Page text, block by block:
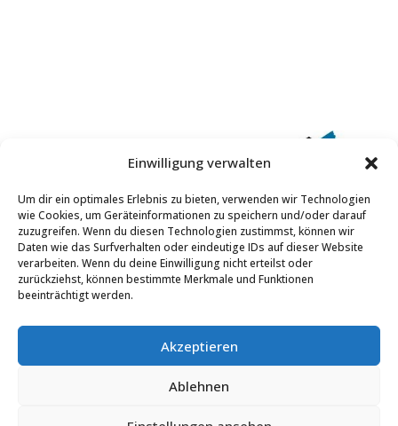
Einwilligung verwalten
Um dir ein optimales Erlebnis zu bieten, verwenden wir Technologien
wie Cookies, um Geräteinformationen zu speichern und/oder darauf
zuzugreifen. Wenn du diesen Technologien zustimmst, können wir
Daten wie das Surfverhalten oder eindeutige IDs auf dieser Website
verarbeiten. Wenn du deine Einwilligung nicht erteilst oder
zurückziehst, können bestimmte Merkmale und Funktionen
beeinträchtigt werden.
Akzeptieren
Ablehnen
Bachstraße 1
56651 Oberzissen
Telefon: +49 2636 7834
E-Mail:kontakt@malerfassbender.de
Galerie